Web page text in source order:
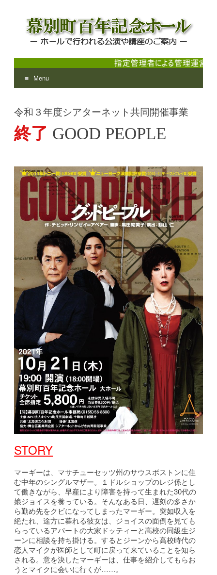
幕別町百年記念ホール
ホールで行われる公演や講座のご案内
Menu
to
content
令和３年度シアターネット共同開催事業
終了 GOOD PEOPLE
STORY
マーギーは、マサチューセッツ州のサウスボストンに住
む中年のシングルマザー。１ドルショップのレジ係とし
て働きながら、早産により障害を持って生まれた30代の
娘ジョイスを養っている。そんなある日、遅刻の多さか
ら勤め先をクビになってしまったマーギー。突如収入を
絶たれ、途方に暮れる彼女は、ジョイスの面倒を見ても
らっているアパートの大家ドッティーと高校の同級生ジ
ーンに相談を持ち掛ける。するとジーンから高校時代の
恋人マイクが医師として町に戻って来ていることを知ら
される。意を決したマーギーは、仕事を紹介してもらお
うとマイクに会いに行くが……。